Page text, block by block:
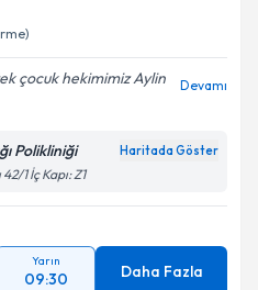
çocuk hekimimiz Aylin
Devamı
Polikliniği Haritada Göster
1 İç Kapı: Z1
Yarın
09:30 Daha Fazla